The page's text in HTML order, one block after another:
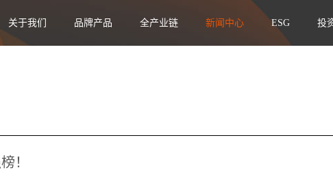
关于我们 品牌产品 全产业链 新闻中心 ESG 投
！